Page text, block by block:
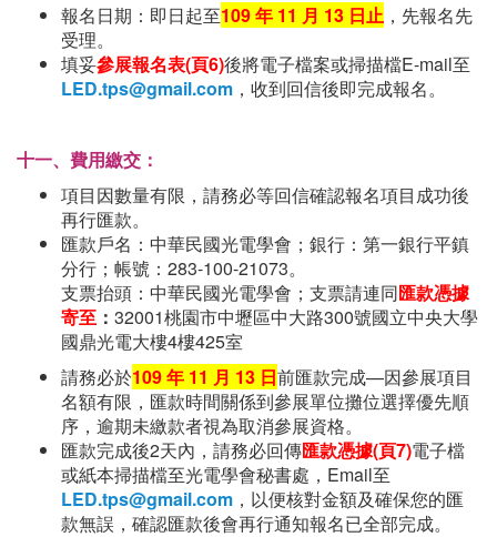
報名日期：即日起至109年 11 月 13 日止 ，先報名先
受理。
填妥參展報名表(頁6)後將電子檔案或掃描檔E-mail至
LED.tps@gmail.com ，收到回信後即完成報名。
十一、費用繳交：
項目因數量有限，請務必等回信確認報名項目成功後
再行匯款。
匯款戶名：中華民國光電學會；銀行：第一銀行平鎮
分行；帳號：283-100-21073。
支票抬頭：中華民國光電學會；支票請連同匯款憑據
寄至 ： 32001桃園市中壢區中大路300號國立中央大學
國鼎光電大樓4樓425室
請務必於109年 11 月 13 日前匯款完成—因參展項目
名額有限，匯款時間關係到參展單位攤位選擇優先順
序，逾期未繳款者視為取消參展資格。
匯款完成後2天內，請務必回傳匯款憑據(頁7)電子檔
或紙本掃描檔至光電學會秘書處，Email至
LED.tps@gmail.com ，以便核對金額及確保您的匯
款無誤，確認匯款後會再行通知報名已全部完成。